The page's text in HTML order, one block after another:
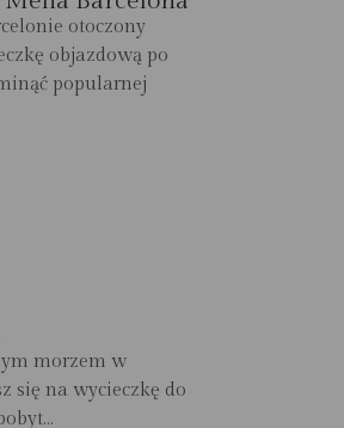
otoczony
objazdową po
popularnej
morzem w
się na wycieczkę do